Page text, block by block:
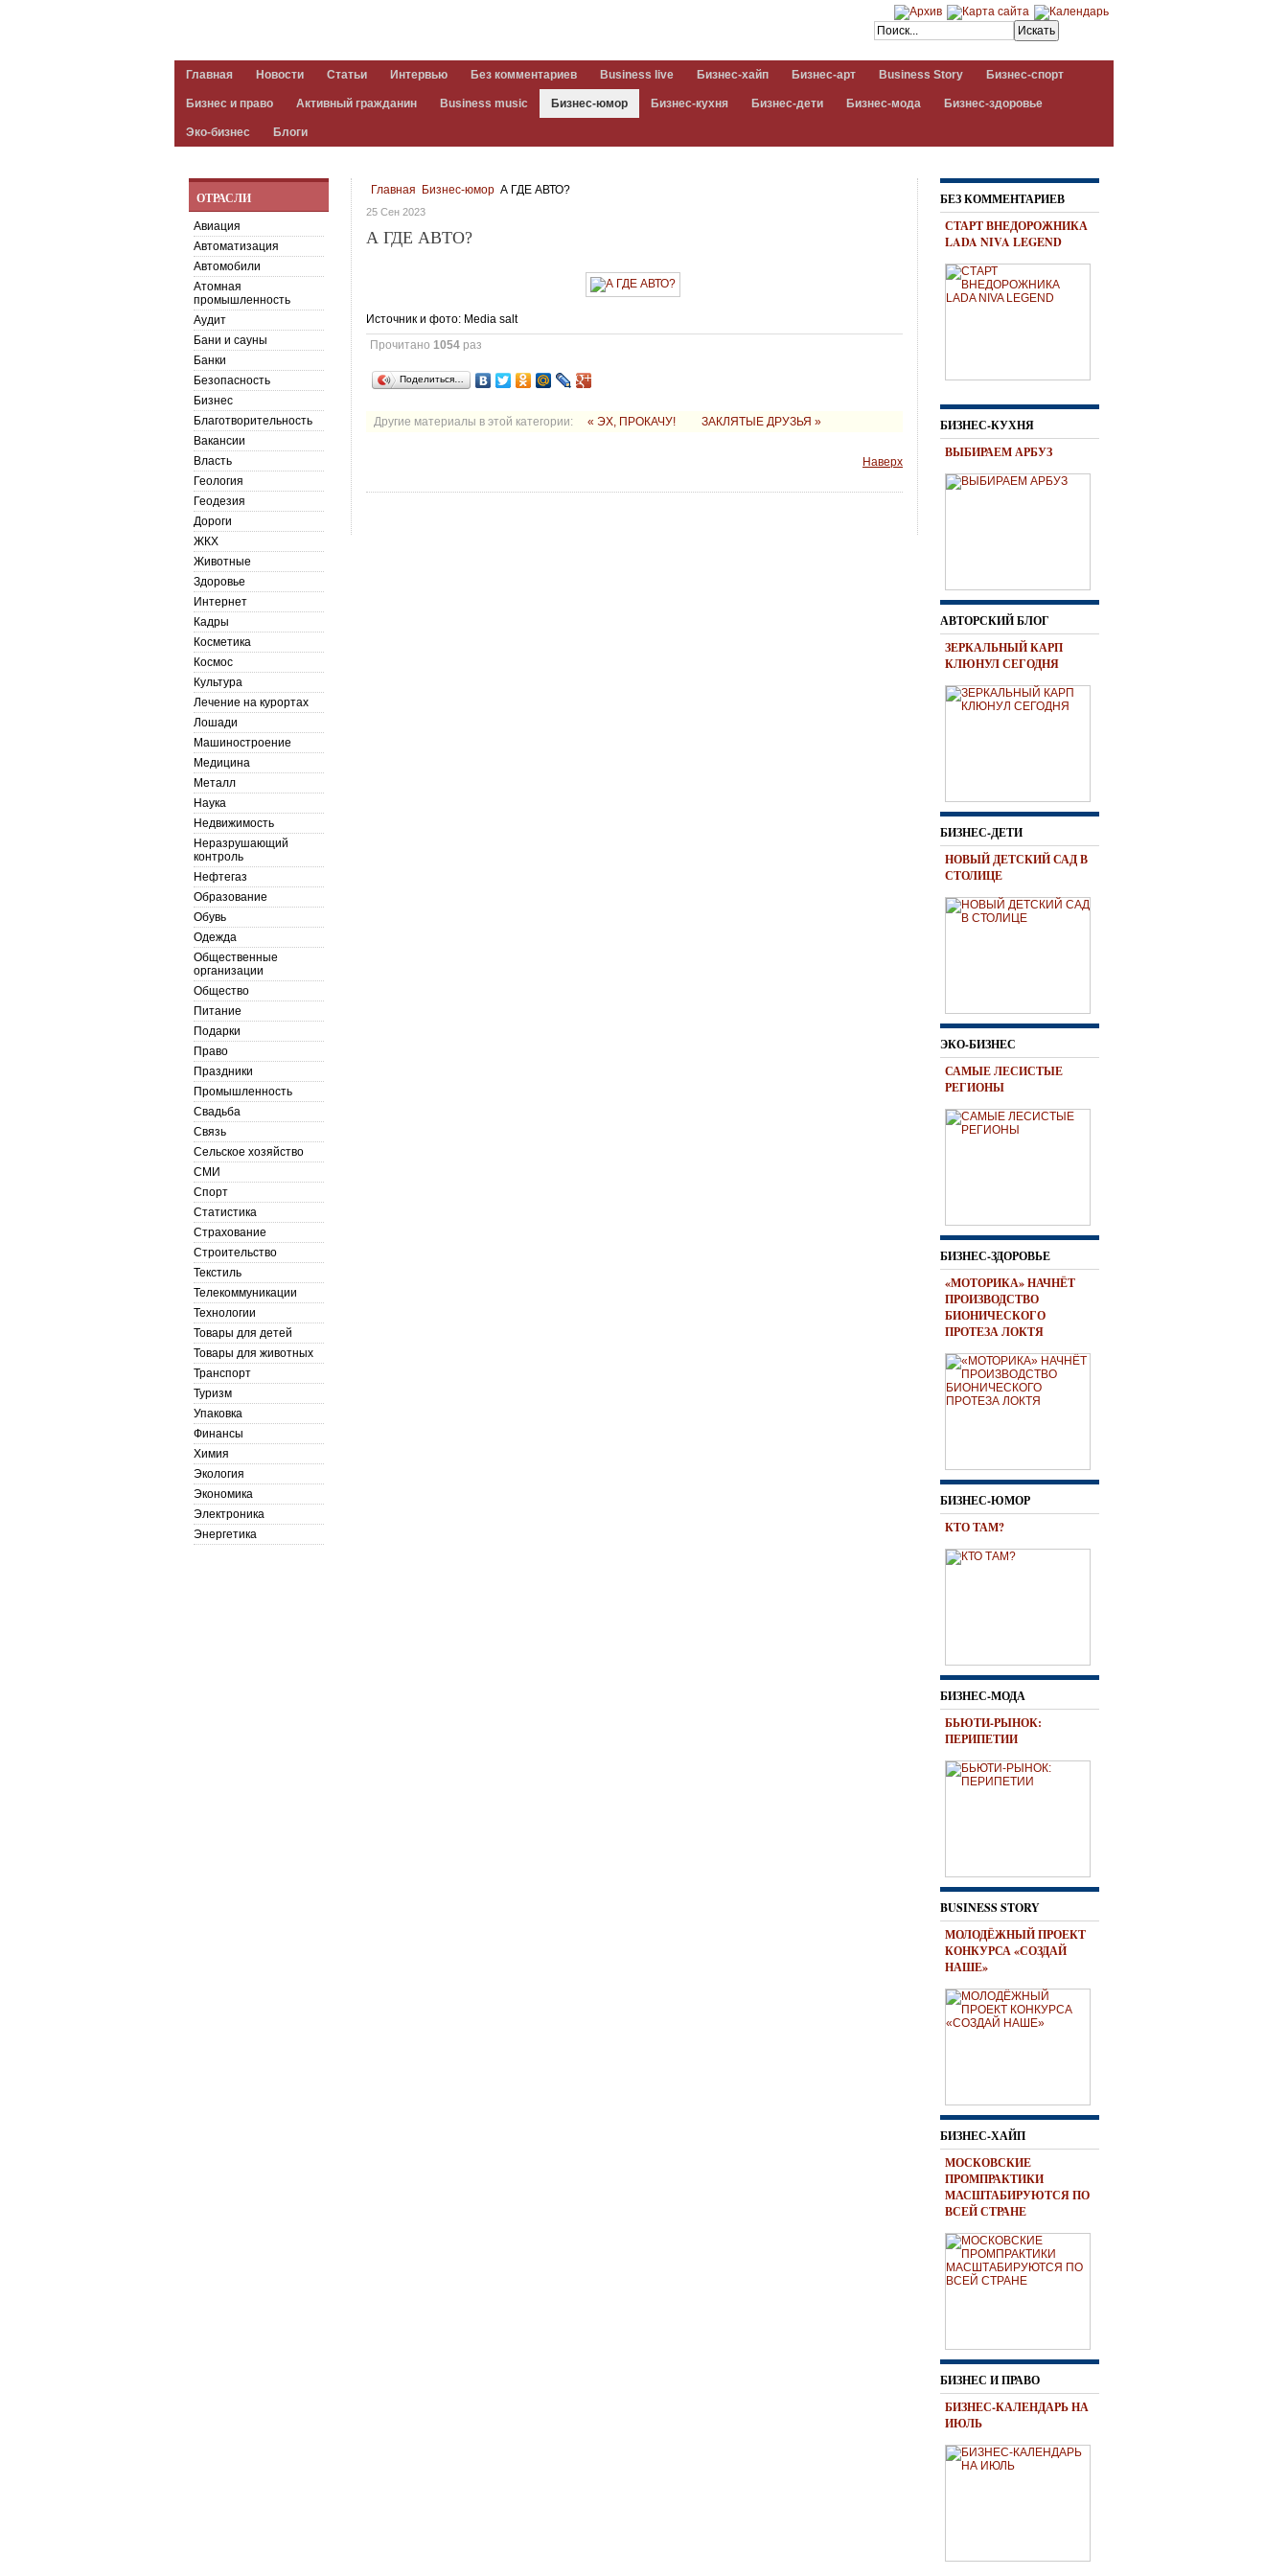
Главная Новости Статьи Интервью Без комментариев Business live Бизнес-хайп Бизнес-арт Business Story Бизнес-спорт
Бизнес и право Активный гражданин Business music Бизнес-юмор Бизнес-кухня Бизнес-дети Бизнес-мода Бизнес-здоровье
Эко-бизнес Блоги
Главная Бизнес-юмор А ГДЕ АВТО?
25 Сен 2023
А ГДЕ АВТО?
Источник и фото: Media salt
Прочитано1054 раз
Поделиться…
Другие материалы в этой категории: « ЭХ, ПРОКАЧУ! ЗАКЛЯТЫЕ ДРУЗЬЯ »
Наверх
ОТРАСЛИ
Авиация
Автоматизация
Автомобили
Атомная
промышленность
Аудит
Бани и сауны
Банки
Безопасность
Бизнес
Благотворительность
Вакансии
Власть
Геология
Геодезия
Дороги
ЖКХ
Животные
Здоровье
Интернет
Кадры
Косметика
Космос
Культура
Лечение на курортах
Лошади
Машиностроение
Медицина
Металл
Наука
Недвижимость
Неразрушающий
контроль
Нефтегаз
Образование
Обувь
Одежда
Общественные
организации
Общество
Питание
Подарки
Право
Праздники
Промышленность
Свадьба
Связь
Сельское хозяйство
СМИ
Спорт
Статистика
Страхование
Строительство
Текстиль
Телекоммуникации
Технологии
Товары для детей
Товары для животных
Транспорт
Туризм
Упаковка
Финансы
Химия
Экология
Экономика
Электроника
Энергетика
БЕЗ КОММЕНТАРИЕВ
СТАРТ ВНЕДОРОЖНИКА
LADA NIVA LEGEND
БИЗНЕС-КУХНЯ
ВЫБИРАЕМ АРБУЗ
АВТОРСКИЙ БЛОГ
ЗЕРКАЛЬНЫЙ КАРП
КЛЮНУЛ СЕГОДНЯ
БИЗНЕС-ДЕТИ
НОВЫЙ ДЕТСКИЙ САД В
СТОЛИЦЕ
ЭКО-БИЗНЕС
САМЫЕ ЛЕСИСТЫЕ
РЕГИОНЫ
БИЗНЕС-ЗДОРОВЬЕ
«МОТОРИКА» НАЧНЁТ
ПРОИЗВОДСТВО
БИОНИЧЕСКОГО
ПРОТЕЗА ЛОКТЯ
БИЗНЕС-ЮМОР
КТО ТАМ?
БИЗНЕС-МОДА
БЬЮТИ-РЫНОК:
ПЕРИПЕТИИ
BUSINESS STORY
МОЛОДЁЖНЫЙ ПРОЕКТ
КОНКУРСА «СОЗДАЙ
НАШЕ»
БИЗНЕС-ХАЙП
МОСКОВСКИЕ
ПРОМПРАКТИКИ
МАСШТАБИРУЮТСЯ ПО
ВСЕЙ СТРАНЕ
БИЗНЕС И ПРАВО
БИЗНЕС-КАЛЕНДАРЬ НА
ИЮЛЬ